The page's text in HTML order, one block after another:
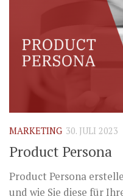
MARKETING 30. JULI 2023
Product Persona
Product Persona
und wie Sie diese für